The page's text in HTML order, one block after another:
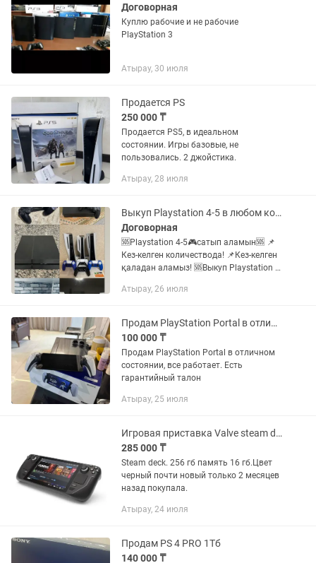
Договорная
Куплю рабочие и не рабочие
PlayStation 3
Атырау, 30 июля
Продается PS
250 000 ₸
Продается PS5, в идеальном
состоянии. Игры базовые, не
пользовались. 2 джойстика.
Атырау, 28 июля
Выкуп Playstation 4-5 в любом количестве
Договорная
🆘Playstation 4-5🎮сатып аламын🆘 📌
Кез-келген количествода! 📌Кез-келген
қаладан аламыз! 🆘Выкуп Playstation 4-
любого города! 📞:+
Атырау, 26 июля
Продам PlayStation Portal в отличном состоянии, все работает. Есть гарантий
100 000 ₸
Продам PlayStation Portal в отличном
состоянии, все работает. Есть
гарантийный талон
Атырау, 25 июля
Игровая приставка Valve steam deck
285 000 ₸
Steam deck. 256 гб память 16 гб.Цвет
черный почти новый только 2 месяцев
назад покупала.
Атырау, 24 июля
Продам PS 4 PRO 1Тб
140 000 ₸